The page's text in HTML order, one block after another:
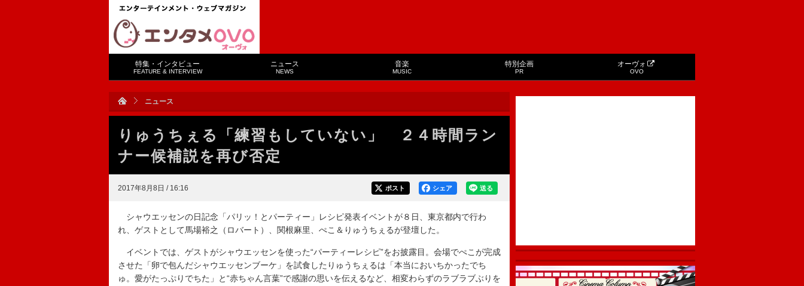
特集・インタビュー
FEATURE & INTERVIEW
ニュース
NEWS
音楽
MUSIC
特別企画
PR
オーヴォ
OVO
ニュース
りゅうちぇる「練習もしていない」 ２４時間ラン
ナー候補説を再び否定
2017年8月8日 / 16:16 送る
シェア
ポスト
シャウエッセンの日記念「パリッ！とパーティー」レシピ発表イベントが８日、東京都内で行わ
れ、ゲストとして馬場裕之（ロバート）、関根麻里、ぺこ＆りゅうちぇるが登壇した。
イベントでは、ゲストがシャウエッセンを使った“パーティーレシピ”をお披露目。会場でぺこが完成
させた「卵で包んだシャウエッセンブーケ」を試食したりゅうちぇるは「本当においちかったでち
ゅ。愛がたっぷりでちた」と“赤ちゃん言葉”で感謝の思いを伝えるなど、相変わらずのラブラブぶりを